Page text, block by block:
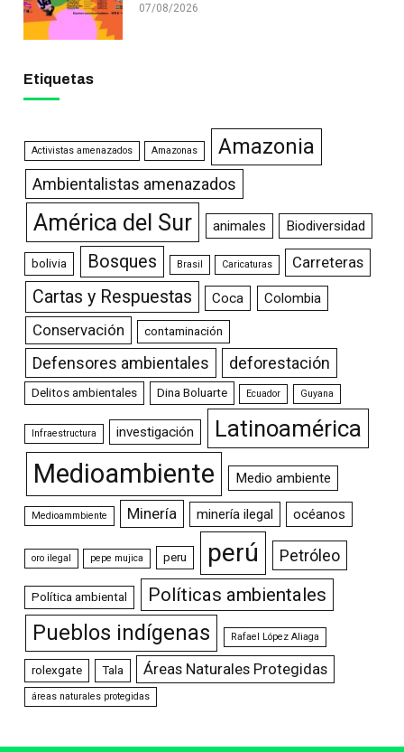
07/08/2026
Etiquetas
Activistas amenazados Amazonas Amazonia
Ambientalistas amenazados
América del Sur animales Biodiversidad
bolivia Bosques Brasil Caricaturas Carreteras
Cartas y Respuestas Coca Colombia
Conservación contaminación
Defensores ambientales deforestación
Delitos ambientales Dina Boluarte Ecuador Guyana
Infraestructura investigación Latinoamérica
Medioambiente Medio ambiente
Medioammbiente Minería minería ilegal océanos
oro ilegal pepe mujica peru perú Petróleo
Política ambiental Políticas ambientales
Pueblos indígenas Rafael López Aliaga
rolexgate Tala Áreas Naturales Protegidas
áreas naturales protegidas